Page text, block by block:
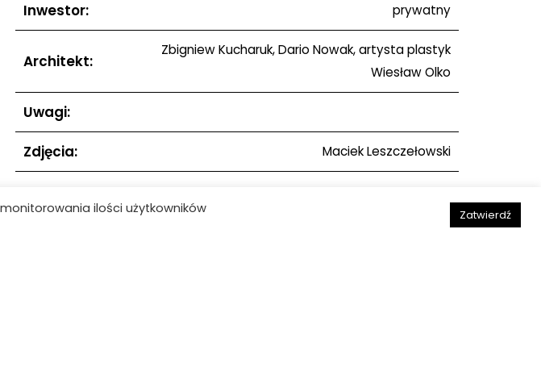
Inwestor: prywatny
Architekt:
Zbigniew Kucharuk, Dario Nowak, artysta plastyk
Wiesław Olko
Uwagi:
Zdjęcia: Maciek Leszczełowski
ilości użytkowników
Zatwierdź